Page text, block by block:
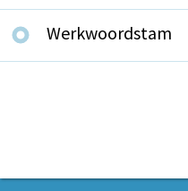
Werkwoordstam